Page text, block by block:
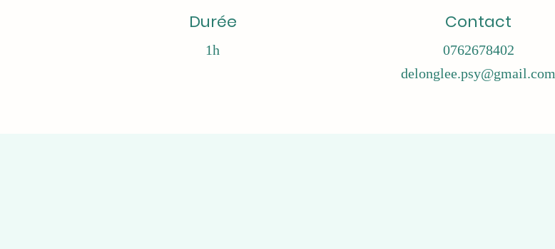
Durée
1h
Contact
0762678402
delonglee.psy@gmail.com